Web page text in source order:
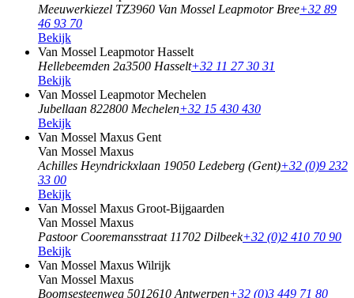
Meeuwerkiezel TZ3960 Van Mossel Leapmotor Bree+32 89
46 93 70
Bekijk
Van Mossel Leapmotor Hasselt
Hellebeemden 2a3500 Hasselt+32 11 27 30 31
Bekijk
Van Mossel Leapmotor Mechelen
Jubellaan 822800 Mechelen+32 15 430 430
Bekijk
Van Mossel Maxus Gent
Van Mossel Maxus
Achilles Heyndrickxlaan 19050 Ledeberg (Gent)+32 (0)9 232
33 00
Bekijk
Van Mossel Maxus Groot-Bijgaarden
Van Mossel Maxus
Pastoor Cooremansstraat 11702 Dilbeek+32 (0)2 410 70 90
Bekijk
Van Mossel Maxus Wilrijk
Van Mossel Maxus
Boomsesteenweg 5012610 Antwerpen+32 (0)3 449 71 80